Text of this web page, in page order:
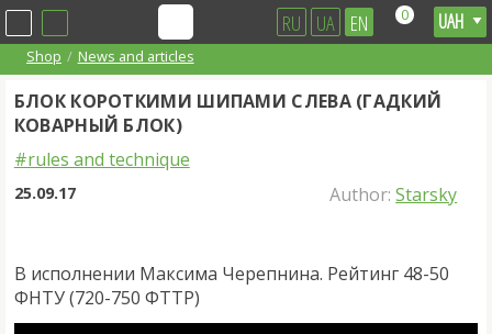
RU UA EN 0
Shop News and articles
БЛОК КОРОТКИМИ ШИПАМИ СЛЕВА (ГАДКИЙ
КОВАРНЫЙ БЛОК)
#rules and technique
25.09.17 Author:Starsky
В исполнении Максима Черепнина. Рейтинг 48-50
ФНТУ (720-750 ФТТР)